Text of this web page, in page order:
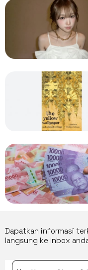
Dapatkan informasi
langsung ke Inbox